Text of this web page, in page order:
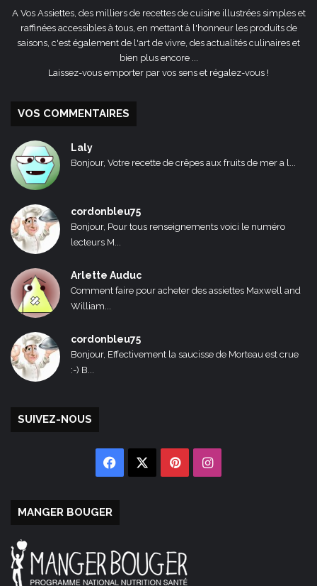
A Vos Assiettes, des milliers de recettes de cuisine illustrées simples et
raffinées accessibles à tous, en mettant à l'honneur les produits de
saisons, c'est également de l'art de vivre, des actualités culinaires et
bien plus encore ...
Laissez-vous emporter par vos sens et régalez-vous !
VOS COMMENTAIRES
Laly
Bonjour, Votre recette de crêpes aux fruits de mer a l...
cordonbleu75
Bonjour, Pour tous renseignements voici le numéro
lecteurs M...
Arlette Auduc
Comment faire pour acheter des assiettes Maxwell and
William...
cordonbleu75
Bonjour, Effectivement la saucisse de Morteau est crue
:-) B...
SUIVEZ-NOUS
Facebook PinterestInstagram
MANGER BOUGER